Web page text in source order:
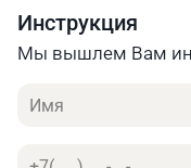
цилиндрической и
радиуса в
производстве.
Инструкция
Мы вышлем Вам
Имя
Телефон